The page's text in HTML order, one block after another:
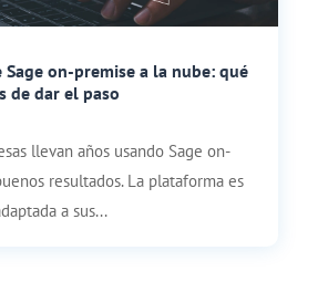
on-premise a la nube: qué
de dar el paso
llevan años usando Sage on-
resultados. La plataforma es
a sus...